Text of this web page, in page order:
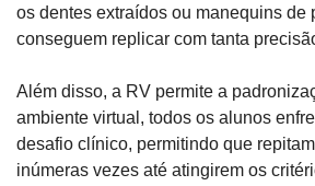
os dentes extraídos ou manequins de
conseguem replicar com tanta
Além disso, a RV permite a
ambiente virtual, todos os alunos
desafio clínico, permitindo que
inúmeras vezes até atingirem os